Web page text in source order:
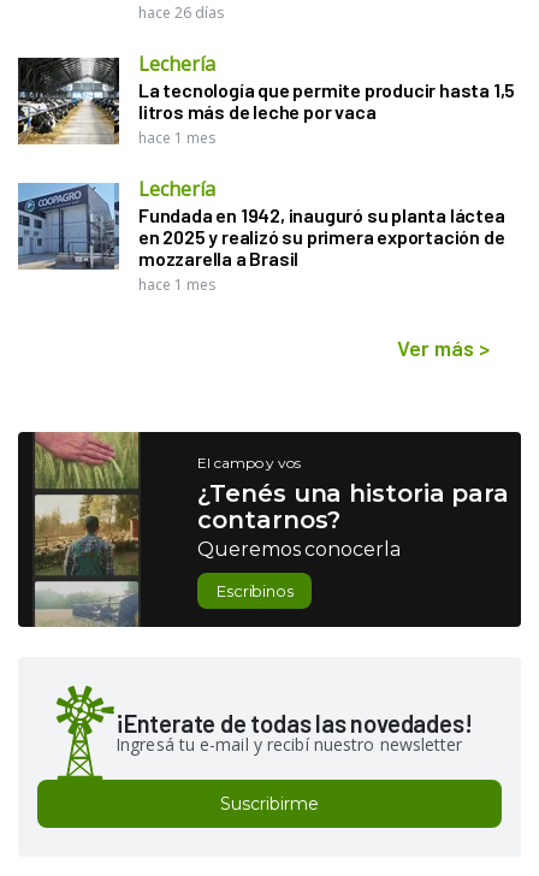
hace 26 días
Lechería
La tecnología que permite producir hasta 1,5
litros más de leche por vaca
hace 1 mes
Lechería
Fundada en 1942, inauguró su planta láctea
en 2025 y realizó su primera exportación de
mozzarella a Brasil
hace 1 mes
Ver más >
El campo y vos
¿Tenés una historia para
contarnos?
Queremos conocerla
Escribinos
¡Enterate de todas las novedades!
Ingresá tu e-mail y recibí nuestro newsletter
Suscribirme